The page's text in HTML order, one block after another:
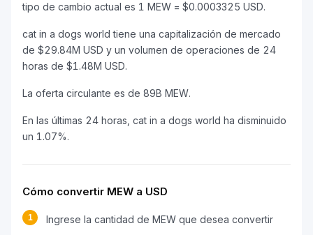
tipo de cambio actual es 1 MEW = $0.0003325 USD.
cat in a dogs world tiene una capitalización de mercado
de $29.84M USD y un volumen de operaciones de 24
horas de $1.48M USD.
La oferta circulante es de 89B MEW.
En las últimas 24 horas, cat in a dogs world ha disminuido
un 1.07%.
Cómo convertir MEW a USD
1 Ingrese la cantidad de MEW que desea convertir